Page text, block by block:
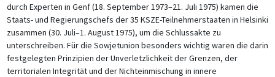
durch Experten in Genf (18. September 1973–21. Juli 1975) kamen die
Staats- und Regierungschefs der 35 KSZE-Teilnehmerstaaten in Helsinki
zusammen (30. Juli–1. August 1975), um die Schlussakte zu
unterschreiben. Für die Sowjetunion besonders wichtig waren die darin
festgelegten Prinzipien der Unverletzlichkeit der Grenzen, der
territorialen Integrität und der Nichteinmischung in innere